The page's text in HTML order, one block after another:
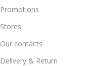
Promotions
Stores
Our contacts
Delivery & Return